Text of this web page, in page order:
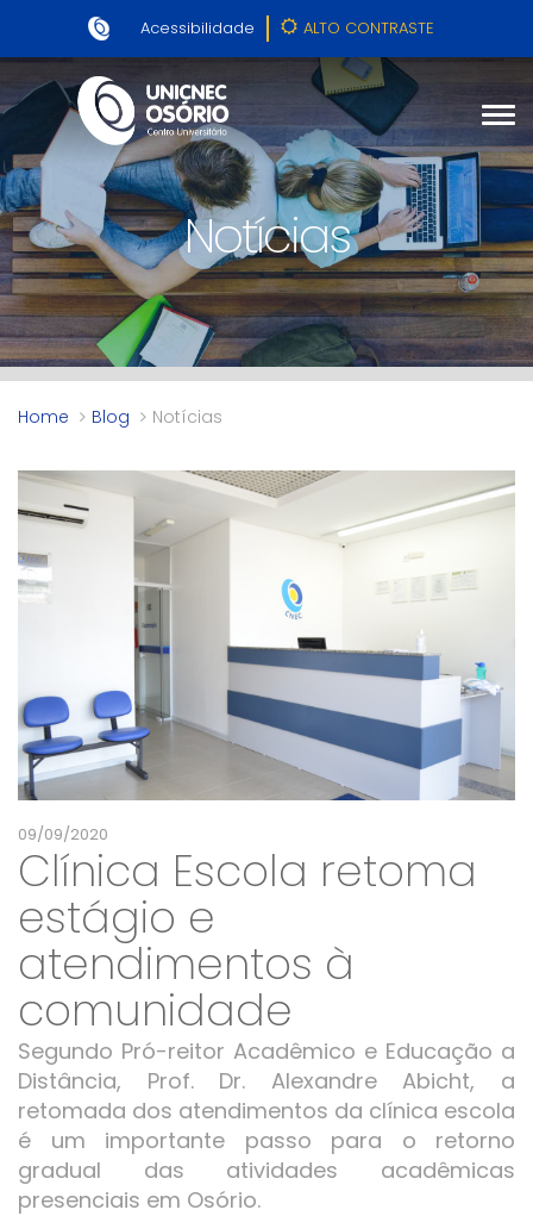
Acessibilidade ALTO CONTRASTE
Notícias
Home Blog Notícias
09/09/2020
Clínica Escola retoma
estágio e
atendimentos à
comunidade
Segundo Pró-reitor Acadêmico e Educação a
Distância, Prof. Dr. Alexandre Abicht, a
retomada dos atendimentos da clínica escola
é um importante passo para o retorno
gradual das atividades acadêmicas
presenciais em Osório.